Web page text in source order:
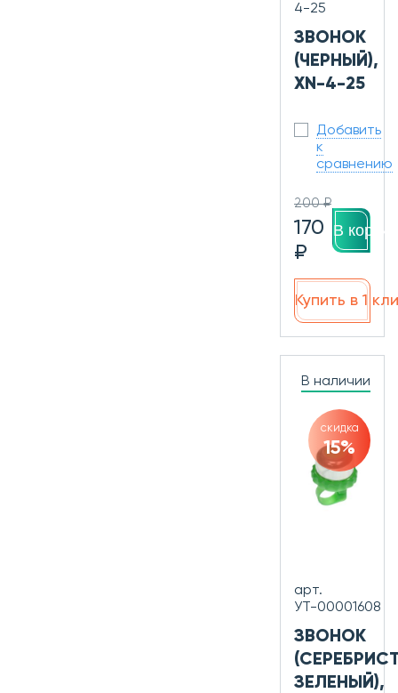
4-25
ЗВОНОК
(ЧЕРНЫЙ),
XN-4-25
Добавить
к
сравнению
200 ₽
170
₽
В
Купить в 1
В наличии
скидка
15%
арт.
УТ-00001608
ЗВОНОК
ЗЕЛЕНЫЙ),